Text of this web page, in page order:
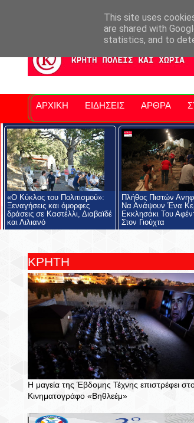
Νομός Λασιθίου
ΑΡΧΙΚΗ ΕΙΔΗΣΕΙΣ ΑΡΘΡΑ
«Ο Κύκλος του Πολιτισμού»:
Ξεναγήσεις και όμορφες
δράσεις σε Καστέλλι, Διαβαϊδέ
και Λιλιανό
Πλήθος Πιστών
Να Ανάψουν Ένα
Εκκλησάκι Του
Στον Γιούχτα
ΚΡΗΤΗ
Η μαγεία της Έβδομης Τέχνης επιστρέφει
Κινηματογράφο «Βηθλεέμ»
This site uses
are shared with
statistics, and to